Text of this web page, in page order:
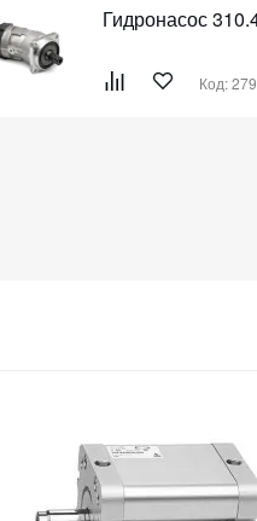
Гидронасос
Код: